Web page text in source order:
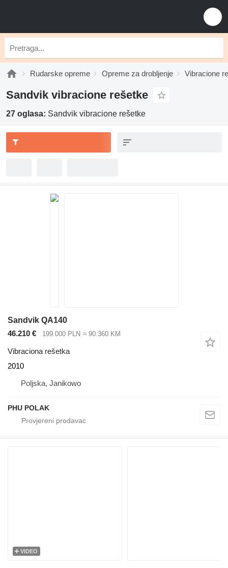
Rudarske opreme Opreme za drobljenje Vibracione
Sandvik vibracione rešetke
27 oglasa: Sandvik vibracione rešetke
Sandvik QA140
46.210 €
199.000 PLN ≈ 90.360 KM
Vibraciona rešetka
2010
Poljska, Janikowo
PHU POLAK
VIDEO